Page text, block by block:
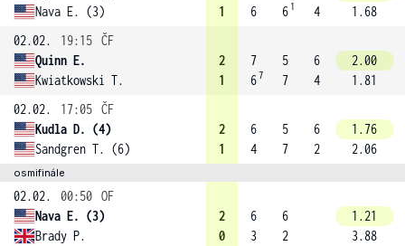
Nava E. (3)
1
6
6 1
4
1.68
02.02.
19:15 ČF
Quinn E.
Kwiatkowski T.
2
1
7
67
5
7
6
4
2.00
1.81
02.02.
17:05 ČF
Kudla D. (4)
Sandgren T. (6)
2
1
6
4
5
7
6
2
1.76
2.06
osmifinále
02.02. 00:50 OF
Nava E. (3)
Brady P.
2
0
6
3
6
2
1.21
3.88